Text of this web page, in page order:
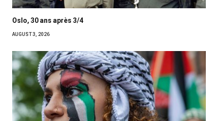
Oslo, 30 ans après 3/4
AUGUST 3, 2026